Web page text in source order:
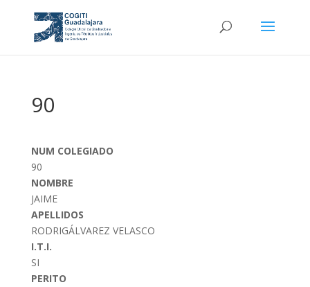
90
NUM COLEGIADO
90
NOMBRE
JAIME
APELLIDOS
RODRIGÁLVAREZ VELASCO
I.T.I.
SI
PERITO